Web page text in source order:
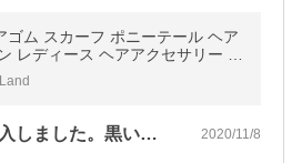
ゴム スカーフ ポニーテール ヘア
レディース ヘアアクセサリー シ
カジュアル おしゃれ かわいい
り
柄も可愛いく2点購入しました。黒いゴム… 2020/11/8